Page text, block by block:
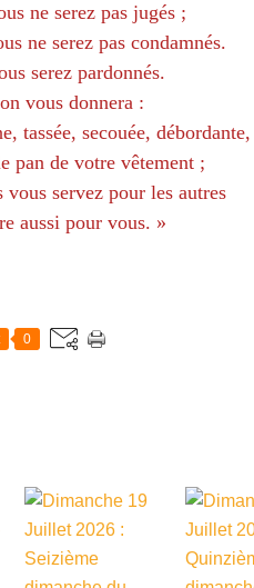
ne serez pas jugés ;
ne serez pas condamnés.
serez pardonnés.
vous donnera :
tassée, secouée, débordante,
pan de votre vêtement ;
servez pour les autres
aussi pour vous. »
0